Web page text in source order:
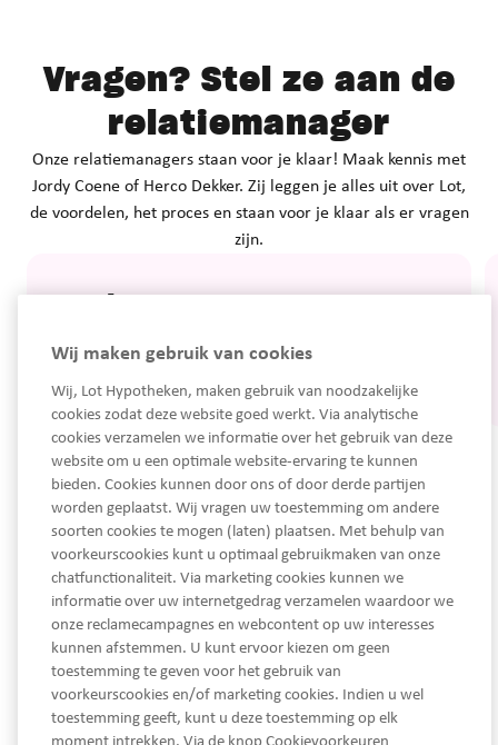
Vragen? Stel ze aan de
relatiemanager
Onze relatiemanagers staan voor je klaar! Maak kennis met
Jordy Coene of Herco Dekker. Zij leggen je alles uit over Lot,
de voordelen, het proces en staan voor je klaar als er vragen
zijn.
Bel: 06 46 81 87 17
Wij maken gebruik van cookies
Wij, Lot Hypotheken, maken gebruik van noodzakelijke
cookies zodat deze website goed werkt. Via analytische
cookies verzamelen we informatie over het gebruik van deze
website om u een optimale website-ervaring te kunnen
bieden. Cookies kunnen door ons of door derde partijen
worden geplaatst. Wij vragen uw toestemming om andere
soorten cookies te mogen (laten) plaatsen. Met behulp van
voorkeurscookies kunt u optimaal gebruikmaken van onze
chatfunctionaliteit. Via marketing cookies kunnen we
informatie over uw internetgedrag verzamelen waardoor we
onze reclamecampagnes en webcontent op uw interesses
kunnen afstemmen. U kunt ervoor kiezen om geen
toestemming te geven voor het gebruik van
voorkeurscookies en/of marketing cookies. Indien u wel
toestemming geeft, kunt u deze toestemming op elk